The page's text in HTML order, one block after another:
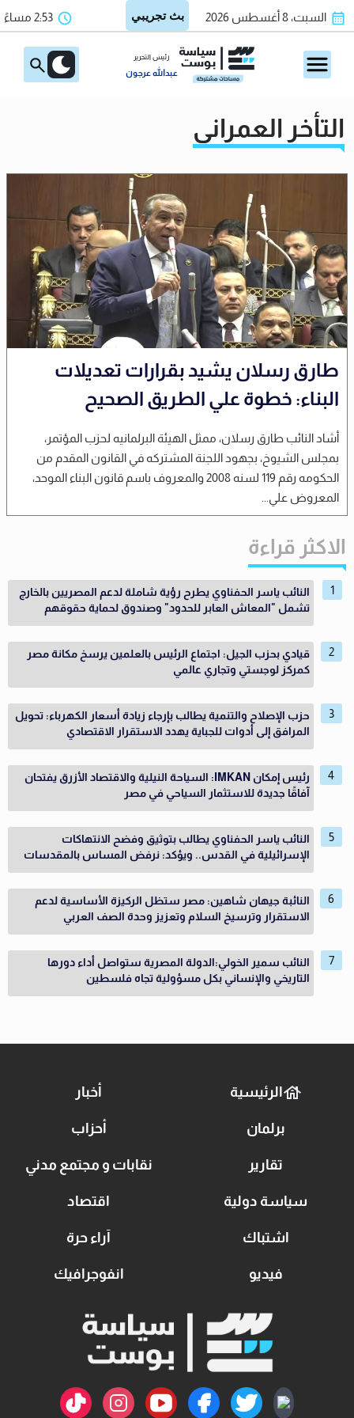
السبت، 8 أغسطس 2026 2:53 مساءً
رئيس التحرير
عبدالله عرجون
التأخر العمراني
طارق رسلان يشيد بقرارات تعديلات
البناء: خطوة علي الطريق الصحيح
أشاد النائب طارق رسلان، ممثل الهيئة البرلمانيه لحزب المؤتمر،
بمجلس الشيوخ، بجهود اللجنة المشتركه في القانون المقدم من
الحكومه رقم 119 لسنه 2008 والمعروف باسم قانون البناء الموحد،
المعروض علي...
الاكثر قراءة
النائب ياسر الحفناوي يطرح رؤية شاملة لدعم المصريين بالخارج
تشمل "المعاش العابر للحدود" وصندوق لحماية حقوقهم
قيادي بحزب الجيل: اجتماع الرئيس بالعلمين يرسخ مكانة مصر
كمركز لوجستي وتجاري عالمي
حزب الإصلاح والتنمية يطالب بإرجاء زيادة أسعار الكهرباء: تحويل
المرافق إلى أدوات للجباية يهدد الاستقرار الاقتصادي
رئيس إمكان IMKAN: السياحة النيلية والاقتصاد الأزرق يفتحان
آفاقًا جديدة للاستثمار السياحي في مصر
النائب ياسر الحفناوي يطالب بتوثيق وفضح الانتهاكات
الإسرائيلية في القدس.. ويؤكد: نرفض المساس بالمقدسات
النائبة جيهان شاهين: مصر ستظل الركيزة الأساسية لدعم
الاستقرار وترسيخ السلام وتعزيز وحدة الصف العربي
النائب سمير الخولي:الدولة المصرية ستواصل أداء دورها
التاريخي والإنساني بكل مسؤولية تجاه فلسطين
الرئيسية أخبار
برلمان أحزاب
تقارير نقابات و مجتمع مدني
سياسة دولية اقتصاد
اشتباك آراء حرة
فيديو انفوجرافيك